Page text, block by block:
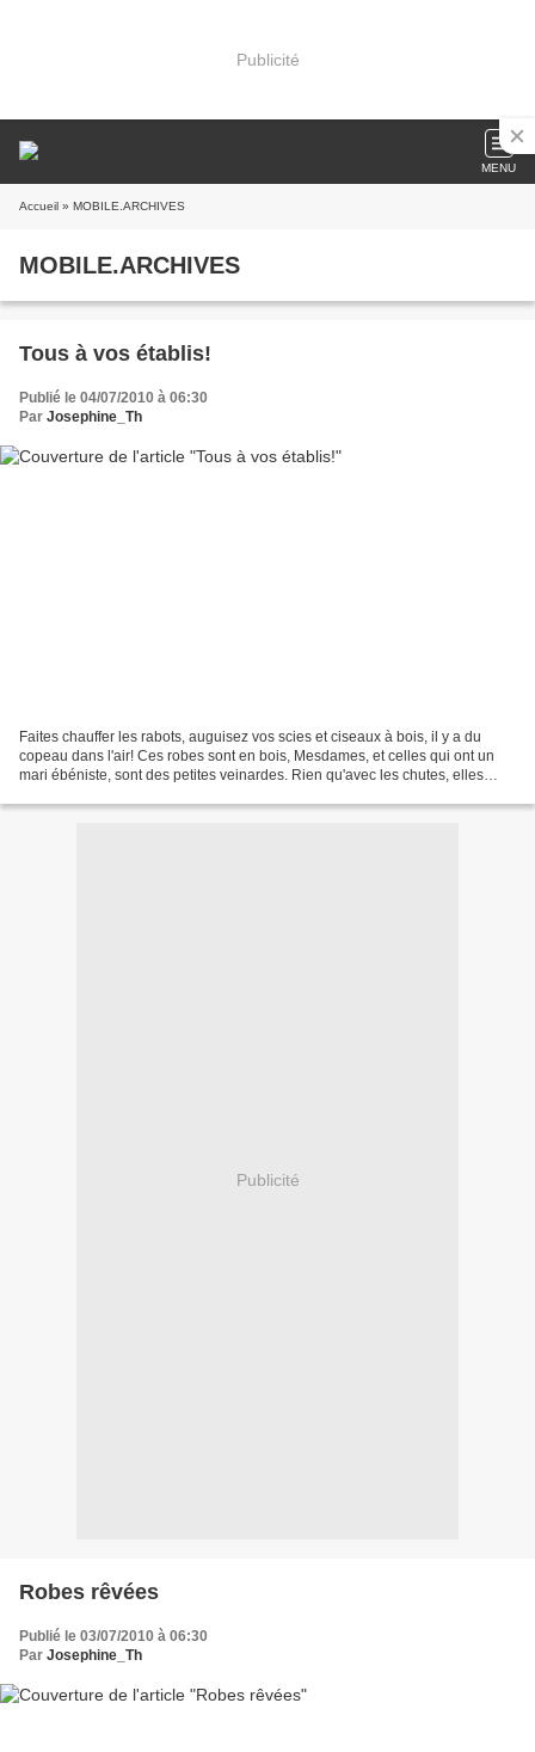
Publicité
MENU
Accueil » MOBILE.ARCHIVES
MOBILE.ARCHIVES
Tous à vos établis!
Publié le 04/07/2010 à 06:30
Par Josephine_Th
Faites chauffer les rabots, auguisez vos scies et ciseaux à bois, il y a du
copeau dans l'air! Ces robes sont en bois, Mesdames, et celles qui ont un
mari ébéniste, sont des petites veinardes. Rien qu'avec les chutes, elles
Publicité
Robes rêvées
Publié le 03/07/2010 à 06:30
Par Josephine_Th